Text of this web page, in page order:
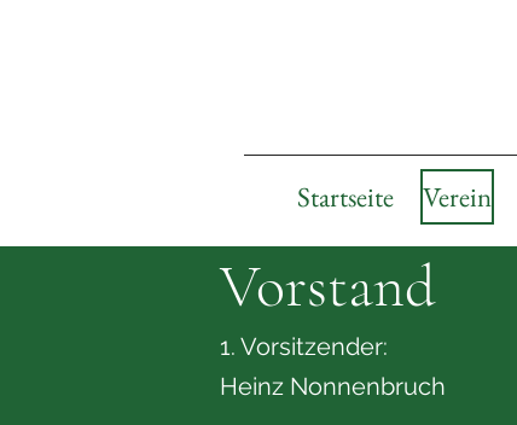
Startseite Verein
Vorstand
1. Vorsitzender:
Heinz Nonnenbruch